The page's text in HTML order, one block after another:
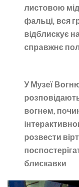
листовою
фальці, вся
відблискує
справжнє
У Музеї
вогнем,
розвести
блискавки